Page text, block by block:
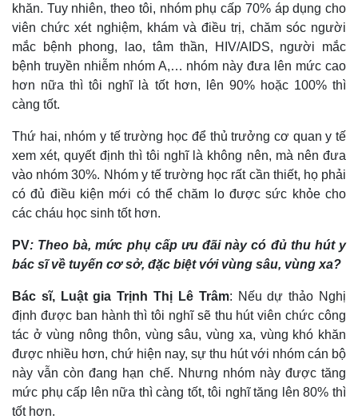
Doanh nghiệp
Thông tin doanh nghiệp
Doanh nghiệp 24h
Doanh nhân
Vì cộng đồng
Công nghệ
Sành điệu
Tin Công nghệ
khăn. Tuy nhiên, theo tôi, nhóm phụ cấp 70% áp dụng cho
viên chức xét nghiệm, khám và điều trị, chăm sóc người
mắc bệnh phong, lao, tâm thần, HIV/AIDS, người mắc
bệnh truyền nhiễm nhóm A,… nhóm này đưa lên mức cao
hơn nữa thì tôi nghĩ là tốt hơn, lên 90% hoặc 100% thì
càng tốt.
Thứ hai, nhóm y tế trường học để thủ trưởng cơ quan y tế
xem xét, quyết định thì tôi nghĩ là không nên, mà nên đưa
vào nhóm 30%. Nhóm y tế trường học rất cần thiết, họ phải
có đủ điều kiện mới có thể chăm lo được sức khỏe cho
các cháu học sinh tốt hơn.
PV: Theo bà, mức phụ cấp ưu đãi này có đủ thu hút y
bác sĩ về tuyến cơ sở, đặc biệt với vùng sâu, vùng xa?
Bác sĩ, Luật gia Trịnh Thị Lê Trâm: Nếu dự thảo Nghị
định được ban hành thì tôi nghĩ sẽ thu hút viên chức công
tác ở vùng nông thôn, vùng sâu, vùng xa, vùng khó khăn
được nhiều hơn, chứ hiện nay, sự thu hút với nhóm cán bộ
này vẫn còn đang hạn chế. Nhưng nhóm này được tăng
mức phụ cấp lên nữa thì càng tốt, tôi nghĩ tăng lên 80% thì
tốt hơn.